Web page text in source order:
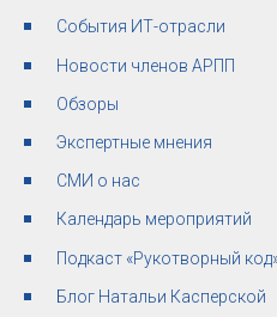
События ИТ-отрасли
Новости членов АРПП
Обзоры
Экспертные мнения
СМИ о нас
Календарь мероприятий
Подкаст «Рукотворный
Блог Натальи Касперской